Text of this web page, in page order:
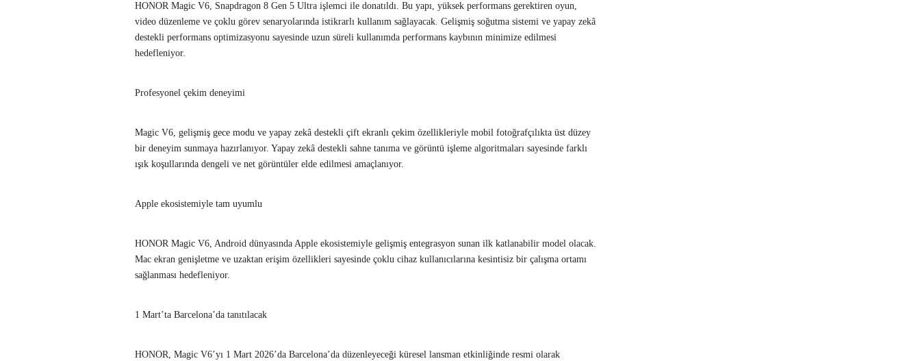
HONOR Magic V6, Snapdragon 8 Gen 5 Ultra işlemci ile donatıldı. Bu yapı, yüksek performans gerektiren oyun,
video düzenleme ve çoklu görev senaryolarında istikrarlı kullanım sağlayacak. Gelişmiş soğutma sistemi ve yapay zekâ
destekli performans optimizasyonu sayesinde uzun süreli kullanımda performans kaybının minimize edilmesi
hedefleniyor.
Profesyonel çekim deneyimi
Magic V6, gelişmiş gece modu ve yapay zekâ destekli çift ekranlı çekim özellikleriyle mobil fotoğrafçılıkta üst düzey
bir deneyim sunmaya hazırlanıyor. Yapay zekâ destekli sahne tanıma ve görüntü işleme algoritmaları sayesinde farklı
ışık koşullarında dengeli ve net görüntüler elde edilmesi amaçlanıyor.
Apple ekosistemiyle tam uyumlu
HONOR Magic V6, Android dünyasında Apple ekosistemiyle gelişmiş entegrasyon sunan ilk katlanabilir model olacak.
Mac ekran genişletme ve uzaktan erişim özellikleri sayesinde çoklu cihaz kullanıcılarına kesintisiz bir çalışma ortamı
sağlanması hedefleniyor.
1 Mart’ta Barcelona’da tanıtılacak
HONOR, Magic V6’yı 1 Mart 2026’da Barcelona’da düzenleyeceği küresel lansman etkinliğinde resmi olarak